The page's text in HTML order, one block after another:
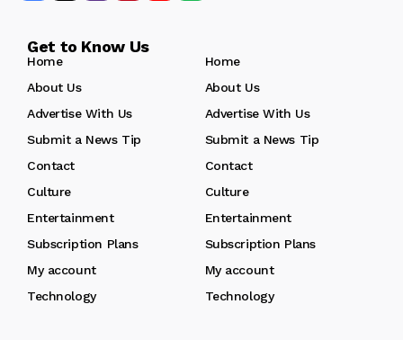
Get to Know Us
Home
Home
About Us
About Us
Advertise With Us
Advertise With Us
Submit a News Tip
Submit a News Tip
Contact
Contact
Culture
Culture
Entertainment
Entertainment
Subscription Plans
Subscription Plans
My account
My account
Technology
Technology